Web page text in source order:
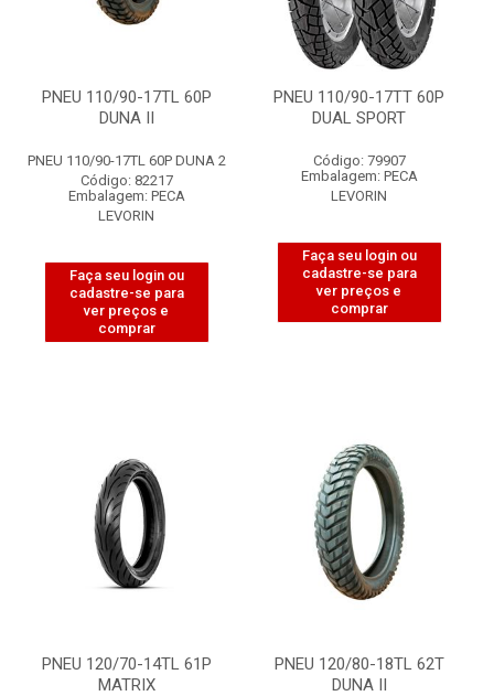
PNEU 110/90-17TL 60P
DUNA II
PNEU 110/90-17TL 60P DUNA 2
Código: 82217
Embalagem: PECA
LEVORIN
Faça seu login ou
cadastre-se para
ver preços e
comprar
PNEU 110/90-17TT 60P
DUAL SPORT
Código: 79907
Embalagem: PECA
LEVORIN
Faça seu login ou
cadastre-se para
ver preços e
comprar
PNEU 120/70-14TL 61P
MATRIX
PNEU 120/80-18TL 62T
DUNA II